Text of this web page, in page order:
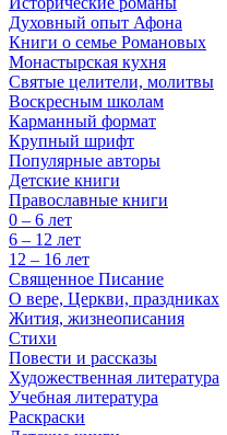
Духовный опыт Афона
Книги о семье Романовых
Монастырская кухня
Святые целители, молитвы
Воскресным школам
Карманный формат
Крупный шрифт
Популярные авторы
Детские книги
Православные книги
0 – 6 лет
6 – 12 лет
12 – 16 лет
Священное Писание
О вере, Церкви, праздниках
Жития, жизнеописания
Стихи
Повести и рассказы
Художественная литература
Учебная литература
Раскраски